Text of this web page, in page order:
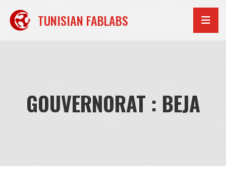
contenu
TUNISIAN FABLABS
GOUVERNORAT : BEJA